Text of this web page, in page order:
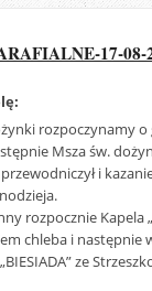
17-08-
rozpoczynamy
Msza św.
i
rozpocznie Kapela
chleba i następnie
ze